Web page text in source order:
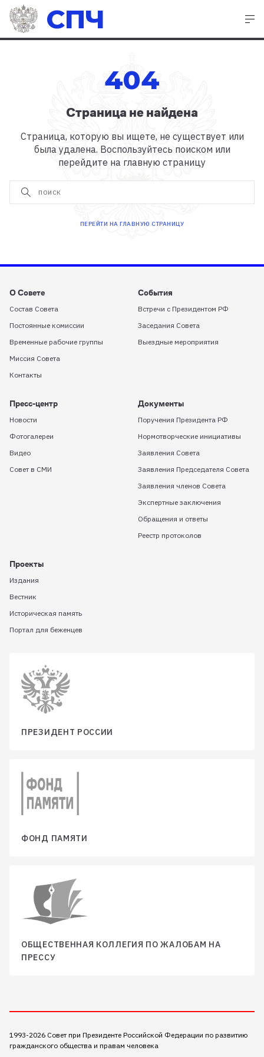
СПЧ
404
Страница не найдена
Страница, которую вы ищете, не существует или
была удалена. Воспользуйтесь поиском или
перейдите на главную страницу
ПЕРЕЙТИ НА ГЛАВНУЮ СТРАНИЦУ
О Совете
Состав Совета
Постоянные комиссии
Временные рабочие группы
Миссия Совета
Контакты
События
Встречи с Президентом РФ
Заседания Совета
Выездные мероприятия
Пресс-центр
Новости
Фотогалереи
Видео
Совет в СМИ
Документы
Поручения Президента РФ
Нормотворческие инициативы
Заявления Совета
Заявления Председателя Совета
Заявления членов Совета
Экспертные заключения
Обращения и ответы
Реестр протоколов
Проекты
Издания
Вестник
Историческая память
Портал для беженцев
ПРЕЗИДЕНТ РОССИИ
ФОНД ПАМЯТИ
ОБЩЕСТВЕННАЯ КОЛЛЕГИЯ ПО ЖАЛОБАМ НА
ПРЕССУ
1993-2026 Совет при Президенте Российской Федерации по развитию
гражданского общества и правам человека